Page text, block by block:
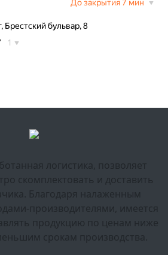
логистика, позволяет
скомплектовать и доставить
Благодаря налаженным
производителями, имеется
продукцию по ценам ниже
срокам производства.